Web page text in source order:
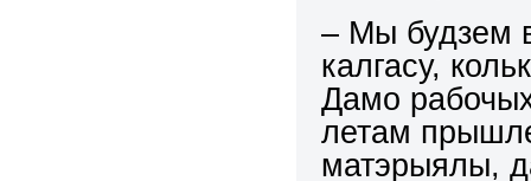
– Мы будзем
калгасу,
Дамо
летам
матэрыялы,